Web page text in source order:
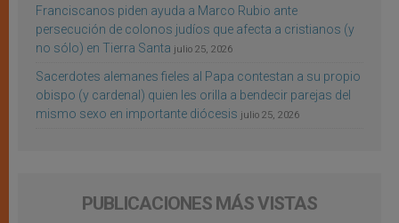
Franciscanos piden ayuda a Marco Rubio ante
persecución de colonos judíos que afecta a cristianos (y
no sólo) en Tierra Santa julio 25, 2026
Sacerdotes alemanes fieles al Papa contestan a su propio
obispo (y cardenal) quien les orilla a bendecir parejas del
mismo sexo en importante diócesis julio 25, 2026
PUBLICACIONES MÁS VISTAS